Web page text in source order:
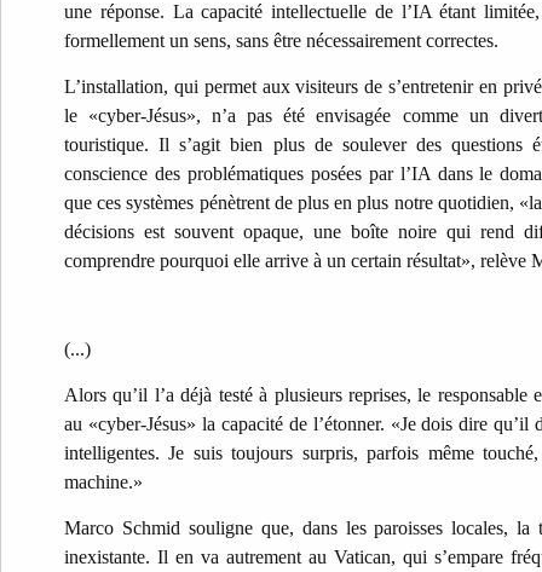
une réponse. La capacité intellectuelle de l’IA étant
formellement un sens, sans être nécessairement correctes.
L’installation, qui permet aux visiteurs de s’entretenir en
le «cyber-Jésus», n’a pas été envisagée comme un
touristique. Il s’agit bien plus de soulever des questions
conscience des problématiques posées par l’IA dans le
que ces systèmes pénètrent de plus en plus notre quotidien,
décisions est souvent opaque, une boîte noire qui rend
comprendre pourquoi elle arrive à un certain résultat», relève
(...)
Alors qu’il l’a déjà testé à plusieurs reprises, le responsable
au «cyber-Jésus» la capacité de l’étonner. «Je dois dire qu’il
intelligentes. Je suis toujours surpris, parfois même
machine.»
Marco Schmid souligne que, dans les paroisses locales, la
inexistante. Il en va autrement au Vatican, qui s’empare